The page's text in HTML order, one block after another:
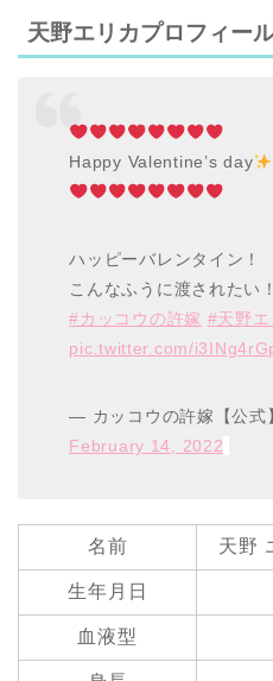
天野エリカプロフィー
Happy Valentine’s day
ハッピーバレンタイン！
こんなふうに渡されたい！
#カッコウの許嫁 #天野エ
pic.twitter.com/
— カッコウの許嫁【公
February 14, 2022
名前 天野
生年月日
血液型